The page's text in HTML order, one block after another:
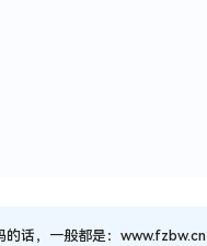
的话，一般都是：www.fzbw.cn